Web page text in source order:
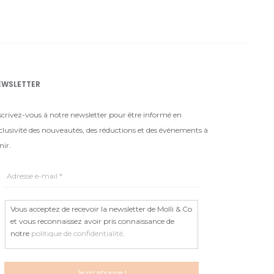
vous à notre newsletter pour être informé en
des nouveautés, des réductions et des évènements à
Vous acceptez de recevoir la newsletter de Molli & Co
et vous reconnaissez avoir pris connaissance de
notre politique de confidentialité.